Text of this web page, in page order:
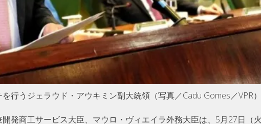
行うジェラウド・アウキミン副大統領（写真／Cadu Gomes／VPR）
発商工サービス大臣、マウロ・ヴィエイラ外務大臣は、5月27日（